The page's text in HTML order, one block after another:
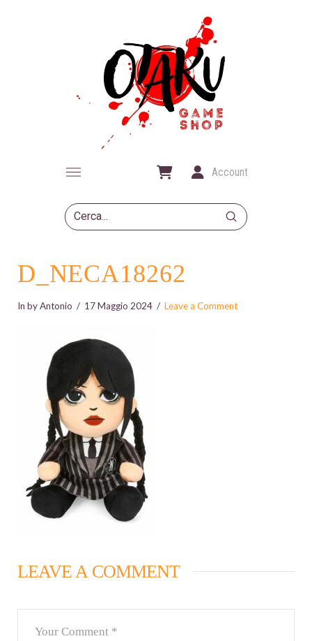
Account
Search
Submit
D_NECA18262
In by Antonio 17 Maggio 2024 Leave a Comment
LEAVE A COMMENT